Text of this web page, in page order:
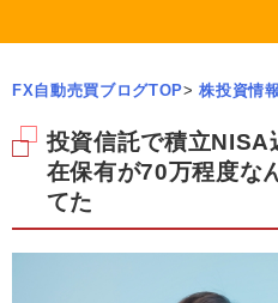
FX自動売買ブログTOP> 株投資情
投資信託で積立NISA
在保有が70万程度な
てた